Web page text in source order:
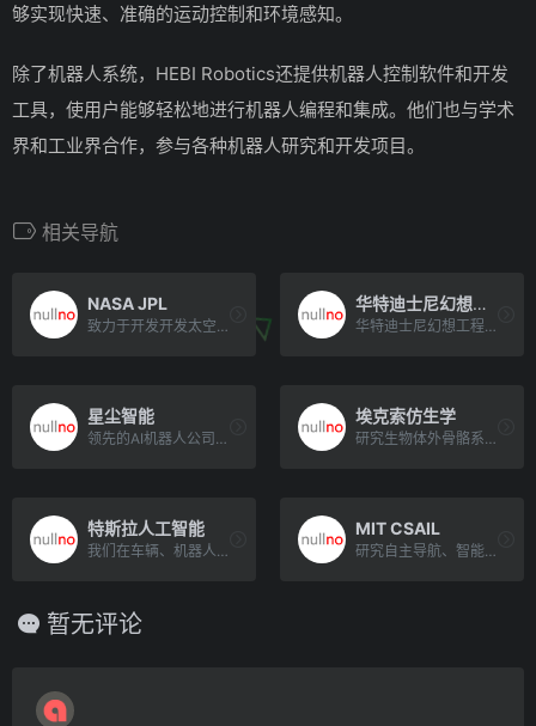
够实现快速、准确的运动控制和环境感知。
除了机器人系统，HEBI Robotics还提供机器人控制软件和开发
工具，使用户能够轻松地进行机器人编程和集成。他们也与学术
界和工业界合作，参与各种机器人研究和开发项目。
相关导航
NASA JPL
致力于开发开发太空探索机器人技术
华特迪士尼幻想工程
华特迪士尼幻想工程（WaltDisneyImagineering）是迪士尼公司的创意和创新部[…]
星尘智能
领先的AI机器人公司，让智能通用机器人走进千家万户。穿越苦旅，以达星尘星尘智能（Astribot）致力于[…]
埃克索仿生学
研究生物体外骨骼系统的设计和应用
特斯拉人工智能
我们在车辆、机器人等领域大规模开发和部署自动化。我们相信，基于先进人工智能的视觉和规划方法，在有效使用推理硬件[…]
MIT CSAIL
研究自主导航、智能感知和多机器人协作等
暂无评论